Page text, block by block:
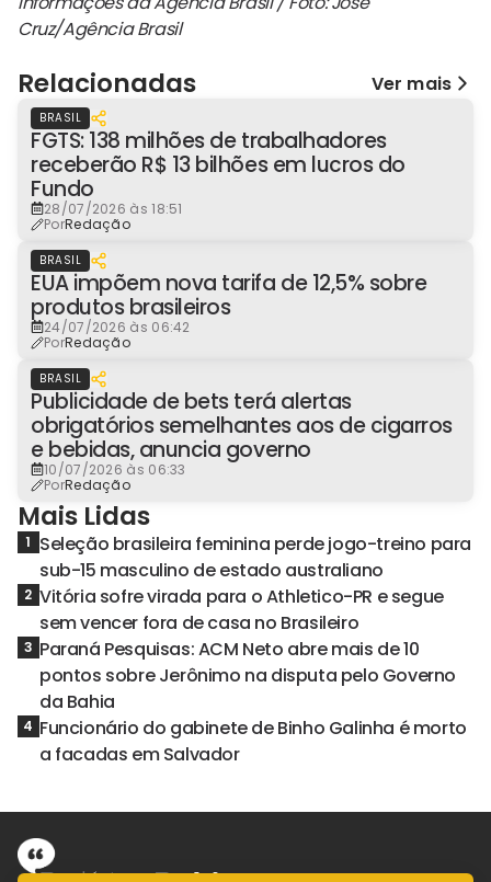
Cruz/Agência Brasil
Relacionadas Ver mais
BRASIL
FGTS: 138 milhões de trabalhadores
receberão R$ 13 bilhões em lucros do
Fundo
28/07/2026 às 18:51
PorRedação
BRASIL
EUA impõem nova tarifa de 12,5% sobre
produtos brasileiros
24/07/2026 às 06:42
PorRedação
BRASIL
Publicidade de bets terá alertas
obrigatórios semelhantes aos de cigarros
e bebidas, anuncia governo
10/07/2026 às 06:33
PorRedação
Mais Lidas
1 Seleção brasileira feminina perde jogo-treino para
sub-15 masculino de estado australiano
2 Vitória sofre virada para o Athletico-PR e segue
sem vencer fora de casa no Brasileiro
3 Paraná Pesquisas: ACM Neto abre mais de 10
pontos sobre Jerônimo na disputa pelo Governo
da Bahia
4 Funcionário do gabinete de Binho Galinha é morto
a facadas em Salvador